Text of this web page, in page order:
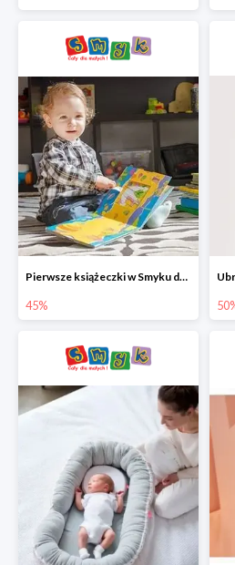
Pierwsze książeczki w Smyku do -45%
45%